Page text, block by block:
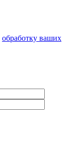
обработку ваших